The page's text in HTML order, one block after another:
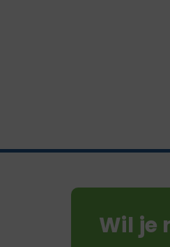
Wil je